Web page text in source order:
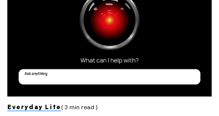
Everyday Life ( 3 min read )